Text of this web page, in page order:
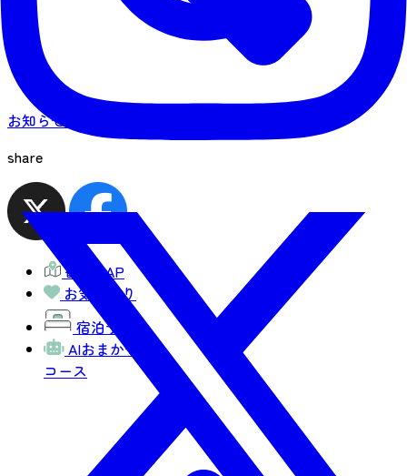
お知らせ一覧へ
share
観光MAP
お気に入り
宿泊予約
AIおまかせ
コース